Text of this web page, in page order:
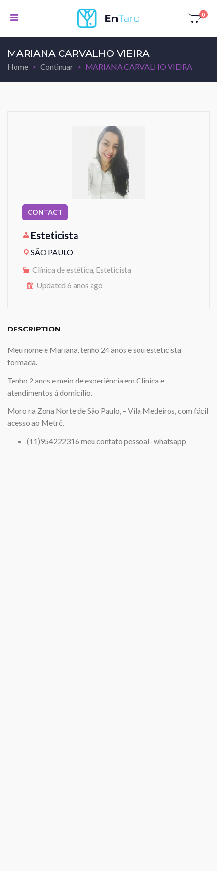
0
MARIANA CARVALHO VIEIRA
Home Continuar MARIANA CARVALHO VIEIRA
Esteticista
SÃO PAULO
Clínica de estética, Esteticista
Updated 6 anos ago
DESCRIPTION
Meu nome é Mariana, tenho 24 anos e sou esteticista
formada.
Tenho 2 anos e meio de experiência em Clinica e
atendimentos á domicílio.
Moro na Zona Norte de São Paulo, – Vila Medeiros, com fácil
acesso ao Metrô.
(11)954222316 meu contato pessoal- whatsapp